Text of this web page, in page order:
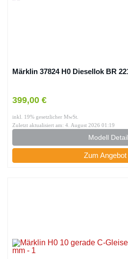
Märklin 37824 H0 Diesellok BR
399,00 €
inkl. 19% gesetzlicher MwSt.
Zuletzt aktualisiert am: 4. August 2026 01:19
Modell
Zum Angebot